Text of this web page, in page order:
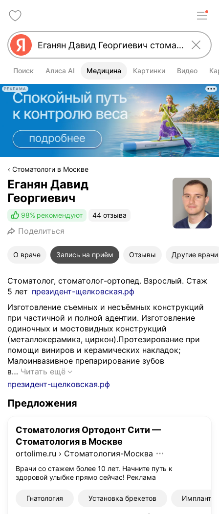
Поиск Алиса AI Медицина Картинки Видео
РЕКЛАМА
Стоматологи в Москве
Еганян Давид
Георгиевич
98% рекомендуют 44 отзыва
Поделиться
О враче Запись на приём Отзывы Другие врачи
Стоматолог, стоматолог-ортопед. Взрослый. Стаж
5 лет президент-щелковская.рф
Изготовление съемных и несъёмных конструкций
при частичной и полной адентии. Изготовление
одиночных и мостовидных конструкций
(металлокерамика, циркон).Протезирование при
помощи виниров и керамических накладок;
Малоинвазивное препарирование зубов
в… Читать ещё
з
о
в
л
е
н
и
президент-щелковская.рф
Предложения
Стоматология Ортодонт Сити —
Стоматология в Москве
ortolime.ru › Стоматология-Москва
Врачи со стажем более 10 лет. Начните путь к
здоровой улыбке прямо сейчас! Реклама
Гнатология Установка брекетов